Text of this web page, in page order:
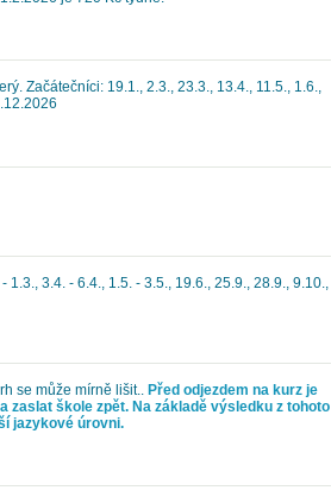
Začátečníci: 19.1., 2.3., 23.3., 13.4., 11.5., 1.6.,
3.4. - 6.4., 1.5. - 3.5., 19.6., 25.9., 28.9., 9.10.,
se může mírně lišit.. Před odjezdem na kurz je
škole zpět. Na základě výsledku z tohoto
jazykové úrovni.